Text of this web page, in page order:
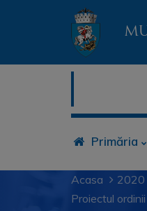
Primăria
Acasa
2020
Proiectul